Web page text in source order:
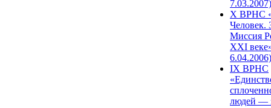
7.03.2007)
X ВРНС
Человек.
Миссия
XXI
6.04.2006)
IX ВРНС
людей —